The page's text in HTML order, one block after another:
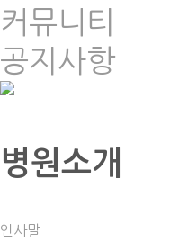
커뮤니티
공지사항
병원소개
인사말